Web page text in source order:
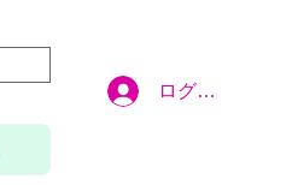
ログイン